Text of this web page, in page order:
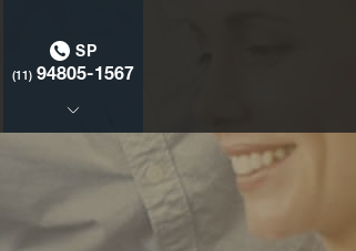
SP
(11) 94805-1567